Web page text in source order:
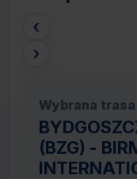
‹
›
Wybrana trasa
(BZG) -